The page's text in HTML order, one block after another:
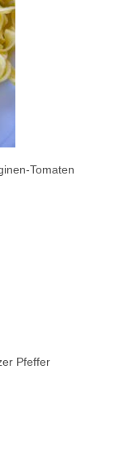
Tomaten
Pfeffer